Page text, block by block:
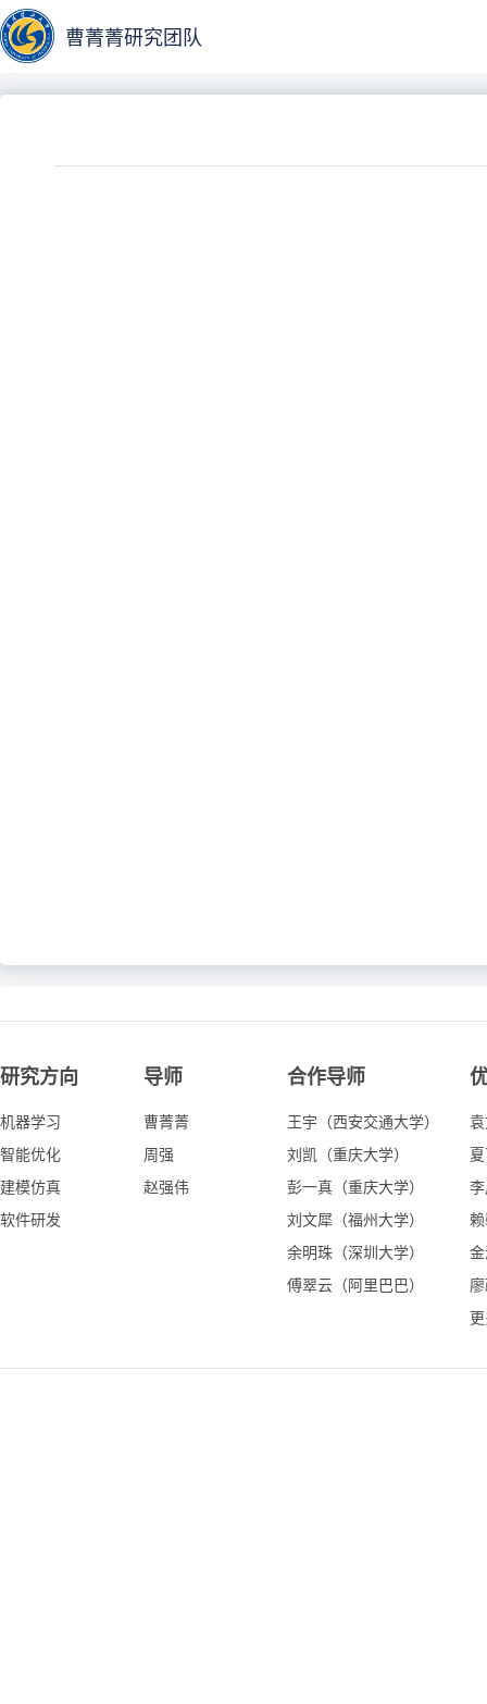
曹菁菁研究团队
研究方向
机器学习
智能优化
建模仿真
软件研发
导师
曹菁菁
周强
赵强伟
合作导师
王宇（西安交通大学）
刘凯（重庆大学）
彭一真（重庆大学）
刘文犀（福州大学）
余明珠（深圳大学）
傅翠云（阿里巴巴）